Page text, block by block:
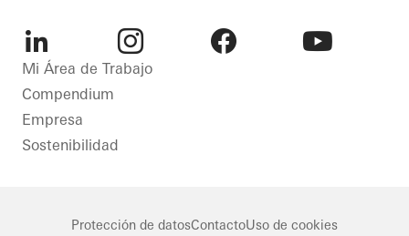
LinkedIn Instagram
Mi Área de Trabajo
Compendium
Empresa
Sostenibilidad
Protección de datosContactoUso de cookies